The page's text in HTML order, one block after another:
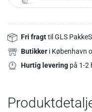
Fri fragttil GLS
Butikker i København
Hurtig levering på 1-2